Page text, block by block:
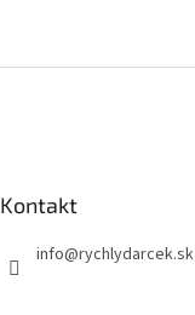
Kontakt
info@rychlydarcek.sk